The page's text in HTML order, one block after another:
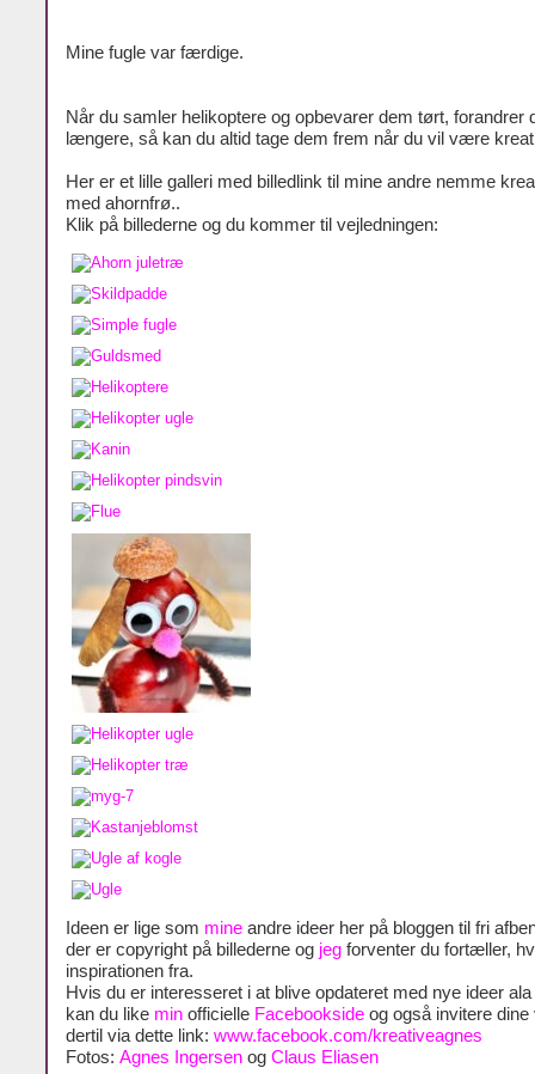
Mine fugle var færdige.
Når du samler helikoptere og opbevarer dem tørt, forandrer
længere, så kan du altid tage dem frem når du vil være
Her er et lille galleri med billedlink til mine andre nemme
med ahornfrø..
Klik på billederne og du kommer til vejledningen:
Ideen er lige som mine andre ideer her på bloggen til fri
der er copyright på billederne og jeg forventer du fortæller,
inspirationen fra.
Hvis du er interesseret i at blive opdateret med nye ideer
kan du like min officielle Facebookside og også invitere dine
dertil via dette link: www.facebook.com/kreativeagnes
Fotos: Agnes Ingersen og Claus Eliasen